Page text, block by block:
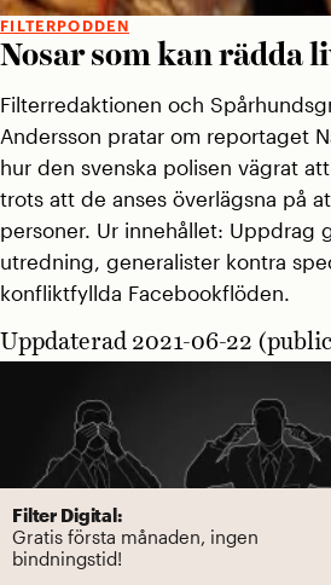
FILTERPODDEN
Nosar som kan rädda
Filterredaktionen och
Andersson pratar om reportaget
hur den svenska polisen vägrat
trots att de anses överlägsna på
personer. Ur innehållet: Uppdrag
utredning, generalister kontra
konfliktfyllda Facebookflöden.
Uppdaterad 2021-06-22
Filter Digital:
Gratis första månaden, ingen
bindningstid!